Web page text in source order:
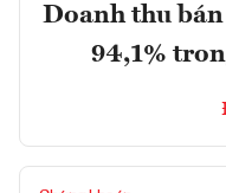
Doanh thu
94,1%